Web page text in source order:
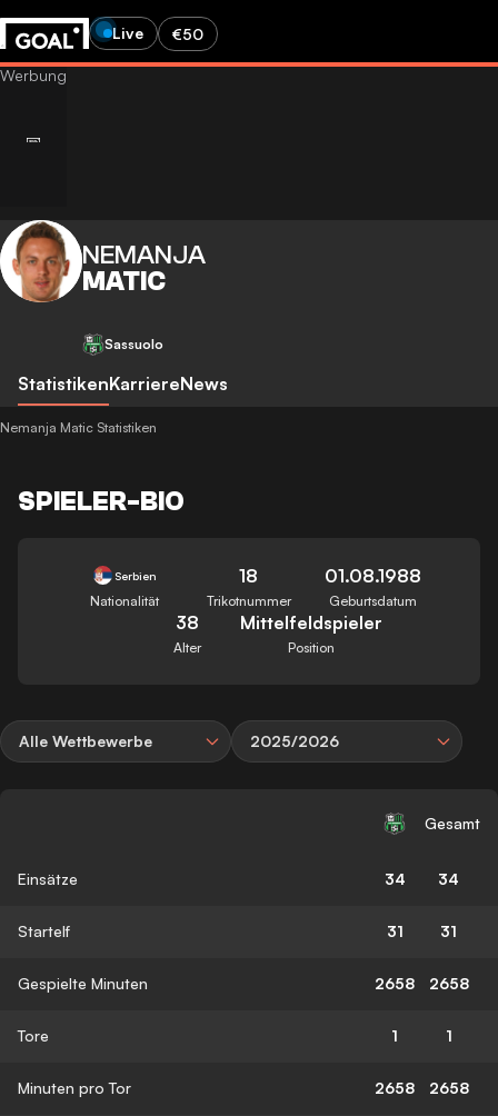
Live €50
NEMANJA
MATIC
Sassuolo
StatistikenKarriereNews
Nemanja Matic Statistiken
SPIELER-BIO
Serbien
Nationalität
18
Trikotnummer
01.08.1988
Geburtsdatum
38
Alter
Mittelfeldspieler
Position
Alle Wettbewerbe 2025/2026
Gesamt
Einsätze 34 34
Startelf 31 31
Gespielte Minuten 2658 2658
Tore 1 1
Minuten pro Tor 2658 2658